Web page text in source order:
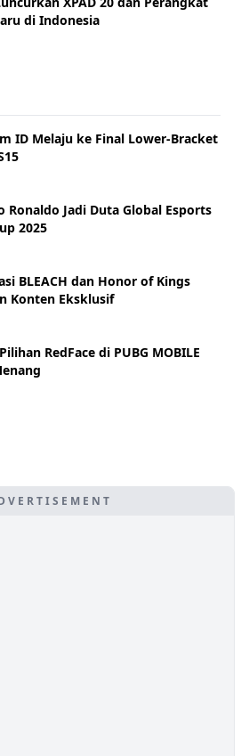
di Indonesia
ID Melaju ke Final Lower-Bracket
Ronaldo Jadi Duta Global Esports
2025
BLEACH dan Honor of Kings
Konten Eksklusif
RedFace di PUBG MOBILE